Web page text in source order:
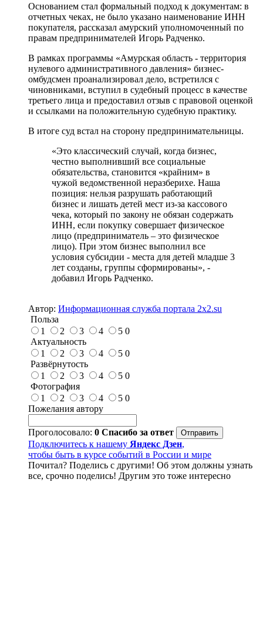
Основанием стал формальный подход к документам: в
отчетных чеках, не было указано наименование ИНН
покупателя, рассказал амурский уполномоченный по
правам предпринимателей Игорь Радченко.
В рамках программы «Амурская область - территория
нулевого административного давления» бизнес-
омбудсмен проанализировал дело, встретился с
чиновниками, вступил в судебный процесс в качестве
третьего лица и предоставил отзыв с правовой оценкой
и ссылками на положительную судебную практику.
В итоге суд встал на сторону предпринимательницы.
«Это классический случай, когда бизнес,
честно выполнивший все социальные
обязательства, становится «крайним» в
чужой ведомственной неразберихе. Наша
позиция: нельзя разрушать работающий
бизнес и лишать детей мест из-за кассового
чека, который по закону не обязан содержать
ИНН, если покупку совершает физическое
лицо (предприниматель – это физическое
лицо). При этом бизнес выполнил все
условия субсидии - места для детей младше 3
лет созданы, группы сформированы», -
добавил Игорь Радченко.
Автор: Информационная служба портала 2x2.su
Польза
1
2 3 4 5 0
Актуальность
1
2 3 4 5 0
Развёрнутость
1
2 3 4 5 0
Фотография
1
2 3 4 5 0
Пожелания автору
Проголосовало: 0 Спасибо за ответ
Подключитесь к нашему Яндекс Дзен,
чтобы быть в курсе событий в России и мире
Почитал? Поделись с другими! Об этом должны узнать
все, срочно поделись! Другим это тоже интересно